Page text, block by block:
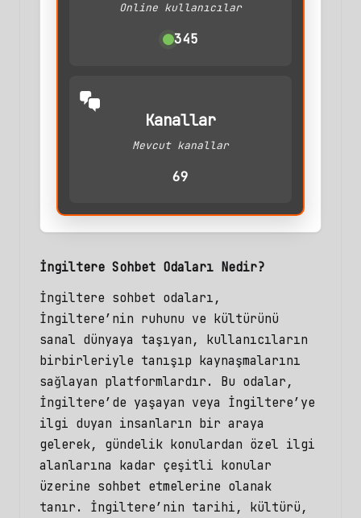
Online kullanıcılar
345
Kanallar
Mevcut kanallar
69
İngiltere Sohbet Odaları Nedir?
İngiltere sohbet odaları,
İngiltere’nin ruhunu ve kültürünü
sanal dünyaya taşıyan, kullanıcıların
birbirleriyle tanışıp kaynaşmalarını
sağlayan platformlardır. Bu odalar,
İngiltere’de yaşayan veya İngiltere’ye
ilgi duyan insanların bir araya
gelerek, gündelik konulardan özel ilgi
alanlarına kadar çeşitli konular
üzerine sohbet etmelerine olanak
tanır. İngiltere’nin tarihi, kültürü,